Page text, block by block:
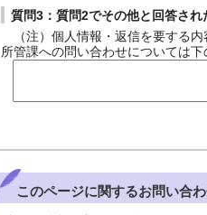
質問3：質問2でその他と回答され
（注）個人情報・返信を要する内
所管課への問い合わせについては
このページに関するお問い合